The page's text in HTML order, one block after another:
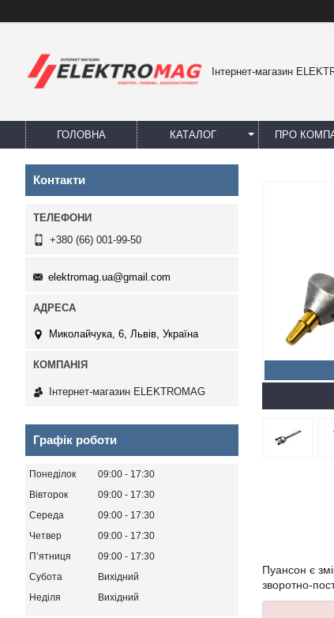
Інтернет-магазин
ГОЛОВНА КАТАЛОГ ПРО
Пуансон є
зворотно-
Контакти
+380 (66) 001-99-50
elektromag.ua@gmail.com
Миколайчука, 6, Львів, Україна
Інтернет-магазин ELEKTROMAG
Графік роботи
Понеділок 09:00
17:30
Вівторок
09:00
17:30
Середа
09:00
17:30
Четвер
09:00
17:30
Пʼятниця
09:00
17:30
Субота
Вихідний
Неділя
Вихідний